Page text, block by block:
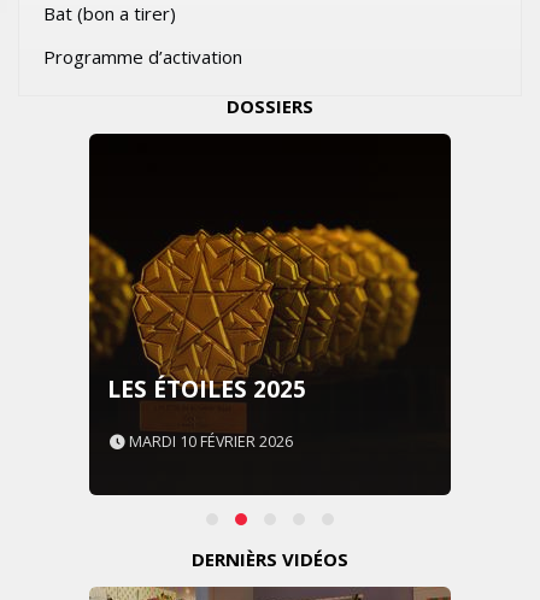
Bat (bon a tirer)
Programme d’activation
DOSSIERS
LES ÉTOILES 2025
MARDI 10 FÉVRIER 2026
DERNIÈRS VIDÉOS